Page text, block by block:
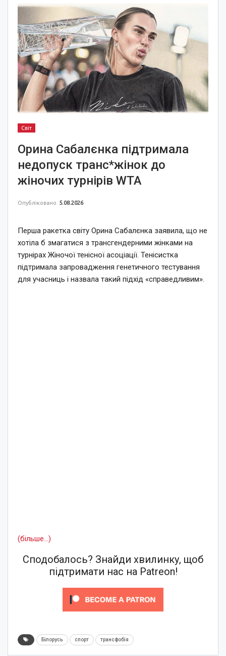
Світ
Орина Сабалєнка підтримала
недопуск транс*жінок до
жіночих турнірів WTA
Опубліковано 5.08.2026
Перша ракетка світу Орина Сабалєнка заявила, що не
хотіла б змагатися з трансгендерними жінками на
турнірах Жіночої тенісної асоціації. Тенісистка
підтримала запровадження генетичного тестування
для учасниць і назвала такий підхід «справедливим».
(більше…)
Сподобалось? Знайди хвилинку, щоб
підтримати нас на Patreon!
Білорусь спорт трансфобія